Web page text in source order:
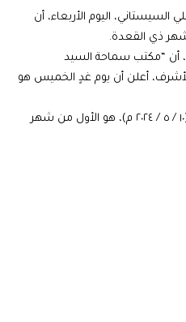
اليوم الأربعاء، أن
ذي القعدة.
أن “مكتب سماحة السيد
أعلن أن يوم غدٍ الخميس هو
وأضاف، أن “يوم الجمعة الموافق (١٠ / ٥ / ٢٠٢٤ م)، هو الأول من شهر